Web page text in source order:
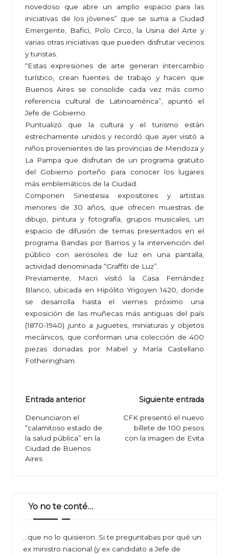
novedoso que abre un amplio espacio para las
iniciativas de los jóvenes” que se suma a Ciudad
Emergente, Bafici, Polo Circo, la Usina del Arte y
varias otras iniciativas que pueden disfrutar vecinos
y turistas.
“Estas expresiones de arte generan intercambio
turístico, crean fuentes de trabajo y hacen que
Buenos Aires se consolide cada vez más como
referencia cultural de Latinoamérica”, apuntó el
Jefe de Gobierno.
Puntualizó que la cultura y el turismo están
estrechamente unidos y recordó que ayer visitó a
niños provenientes de las provincias de Mendoza y
La Pampa que disfrutan de un programa gratuito
del Gobierno porteño para conocer los lugares
más emblemáticos de la Ciudad.
Componen Sinestesia expositores y artistas
menores de 30 años, que ofrecen muestras de
dibujo, pintura y fotografía, grupos musicales, un
espacio de difusión de temas presentados en el
programa Bandas por Barrios y la intervención del
público con aerosoles de luz en una pantalla,
actividad denominada “Graffiti de Luz”.
Previamente, Macri visitó la Casa Fernández
Blanco, ubicada en Hipólito Yrigoyen 1420, donde
se desarrolla hasta el viernes próximo una
exposición de las muñecas más antiguas del país
(1870-1940) junto a juguetes, miniaturas y objetos
mecánicos, que conforman una colección de 400
piezas donadas por Mabel y María Castellano
Fotheringham.
Navegación
de
entradas
Entrada anterior
Denunciaron el
“calamitoso estado de
la salud pública” en la
Ciudad de Buenos
Aires
Siguiente entrada
CFK presentó el nuevo
billete de 100 pesos
con la imagen de Evita
Yo no te conté…
…que no lo quisieron. Si te preguntabas por qué un
ex ministro nacional (y ex candidato a Jefe de